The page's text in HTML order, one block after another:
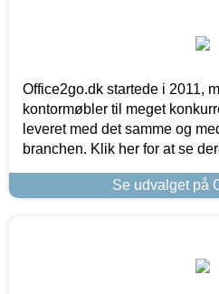
Office2go.dk startede i 2011,
kontormøbler til meget
leveret med det samme og
branchen. Klik her for at se
Se udvalget på